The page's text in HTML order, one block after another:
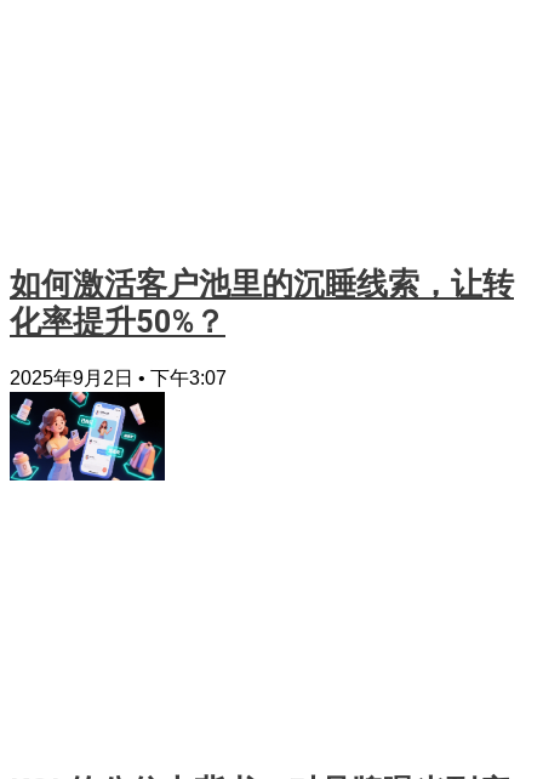
如何激活客户池里的沉睡线索，让转
化率提升50%？
2025年9月2日 下午3:07